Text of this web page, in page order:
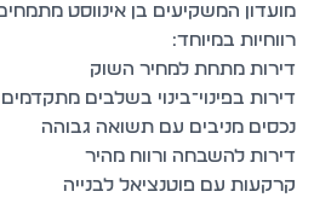
מועדון המשקיעים בן אינווסט